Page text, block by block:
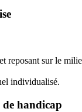
reposant sur le
individualisé.
de handicap